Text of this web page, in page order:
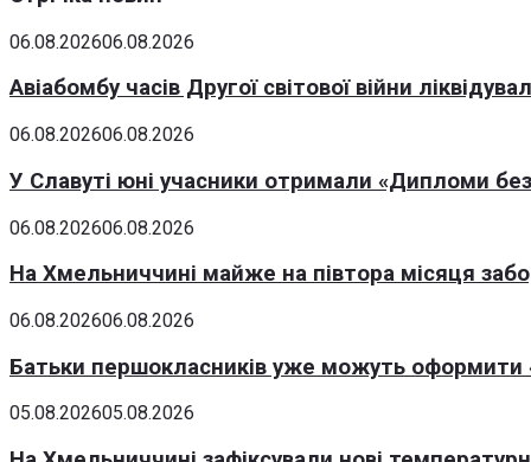
06.08.202606.08.2026
Авіабомбу часів Другої світової війни
06.08.202606.08.2026
У Славуті юні учасники отримали «Дипломи
06.08.202606.08.2026
На Хмельниччині майже на півтора місяця
06.08.202606.08.2026
Батьки першокласників уже можуть оформити
05.08.202605.08.2026